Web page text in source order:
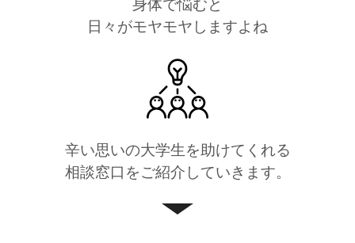
身体で悩むと
日々がモヤモヤしますよね
辛い思いの大学生を助けてくれる
相談窓口をご紹介していきます。